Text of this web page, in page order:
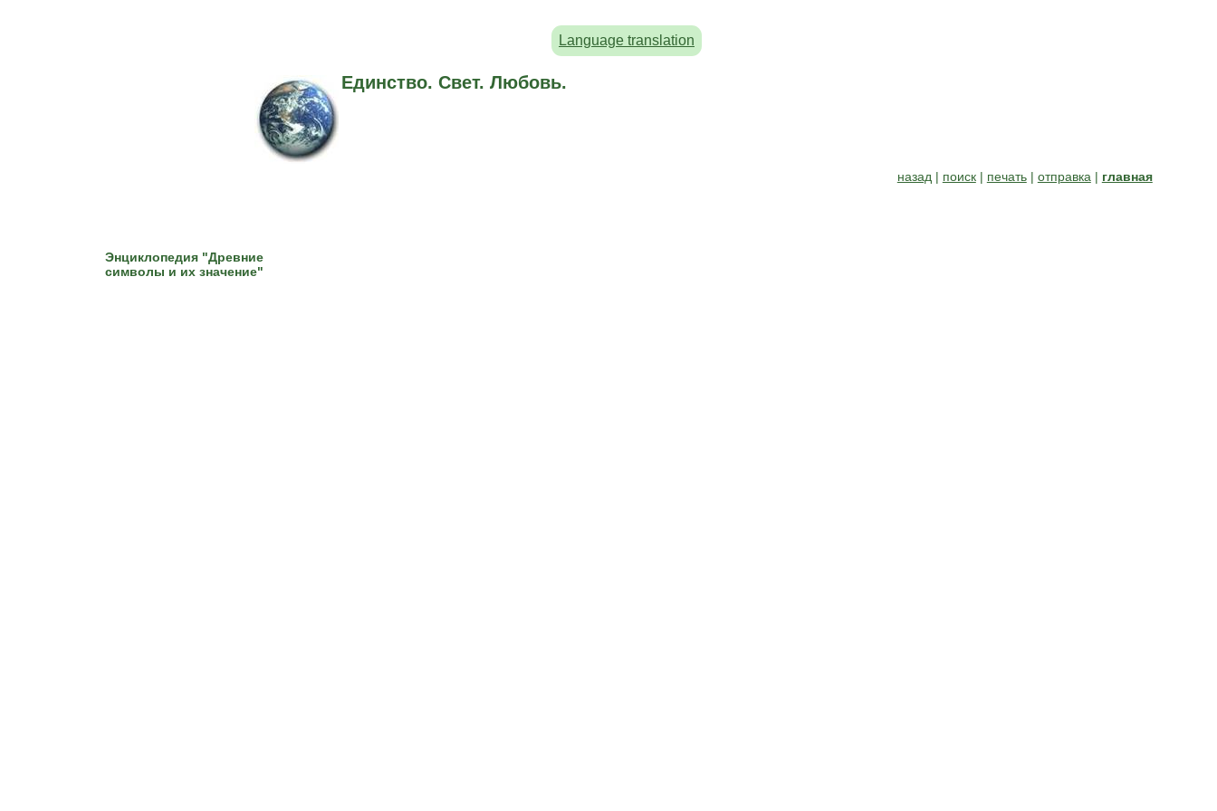
Language translation
Единство. Свет. Любовь.
назад | поиск| печать| отправка | главная
Энциклопедия "Древние
символы и их значение"